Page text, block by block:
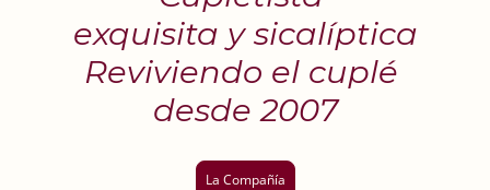
exquisita y sicalíptica
Reviviendo el cuplé
desde 2007
La Compañía